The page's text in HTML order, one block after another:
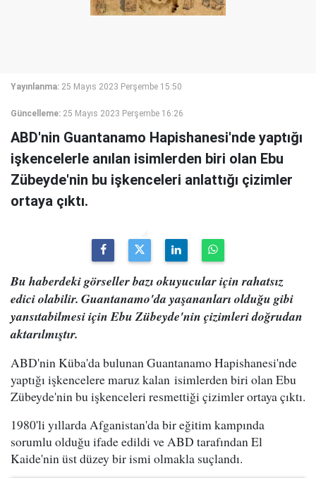
Yayınlanma: 25 Mayıs 2023 Perşembe 15:50
Güncelleme: 25 Mayıs 2023 Perşembe 16:26
ABD'nin Guantanamo Hapishanesi'nde yaptığı
işkencelerle anılan isimlerden biri olan Ebu
Zübeyde'nin bu işkenceleri anlattığı çizimler
ortaya çıktı.
Bu haberdeki görseller bazı okuyucular için rahatsız
edici olabilir. Guantanamo'da yaşananları olduğu gibi
yansıtabilmesi için Ebu Zübeyde'nin çizimleri doğrudan
aktarılmıştır.
ABD'nin Küba'da bulunan Guantanamo Hapishanesi'nde
yaptığı işkencelere maruz kalan isimlerden biri olan Ebu
Zübeyde'nin bu işkenceleri resmettiği çizimler ortaya çıktı.
1980'li yıllarda Afganistan'da bir eğitim kampında
sorumlu olduğu ifade edildi ve ABD tarafından El
Kaide'nin üst düzey bir ismi olmakla suçlandı.